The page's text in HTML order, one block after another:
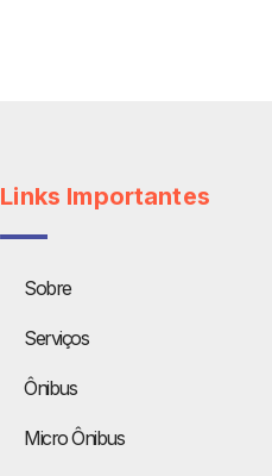
Links Importantes
Sobre
Serviços
Ônibus
Micro Ônibus